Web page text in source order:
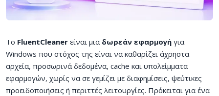
Το FluentCleaner είναι μια δωρεάν εφαρμογή για
Windows που στόχος της είναι να καθαρίζει άχρηστα
αρχεία, προσωρινά δεδομένα, cache και υπολείμματα
εφαρμογών, χωρίς να σε γεμίζει με διαφημίσεις, ψεύτικες
προειδοποιήσεις ή περιττές λειτουργίες. Πρόκειται για ένα